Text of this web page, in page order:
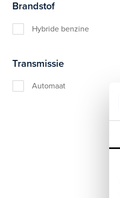
Brandstof
Hybride benzine
Transmissie
Automaat